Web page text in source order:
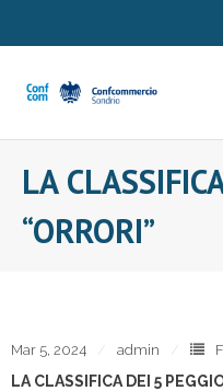
LA
“ORRORI”
Mar 5, 2024 admin
LA CLASSIFICA DEI 5